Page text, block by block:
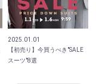
2025.01.01
【初売り】今買うべき"SALE
スーツ"8選